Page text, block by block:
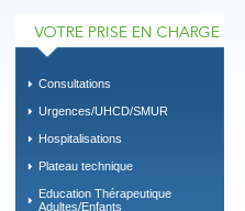
Consultations
Urgences/UHCD/SMUR
Hospitalisations
Plateau technique
Education Thérapeutique
Adultes/Enfants